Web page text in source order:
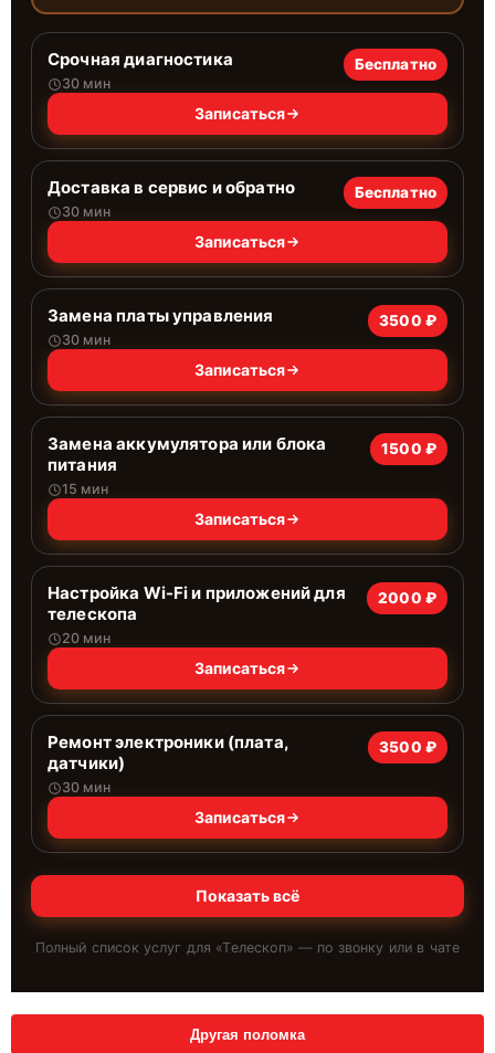
Срочная диагностика
30 мин
Бесплатно
Записаться
Доставка в сервис и обратно
30 мин
Бесплатно
Записаться
Замена платы управления
30 мин
3500 ₽
Записаться
Замена аккумулятора или блока
питания
15 мин
1500 ₽
Записаться
Настройка Wi-Fi и приложений для
телескопа
20 мин
2000 ₽
Записаться
Ремонт электроники (плата,
датчики)
30 мин
3500 ₽
Записаться
Показать всё
Полный список услуг для «Телескоп» — по звонку или в чате
Другая поломка